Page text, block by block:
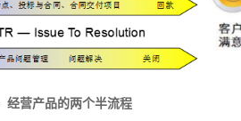
经营产品的两个半流程